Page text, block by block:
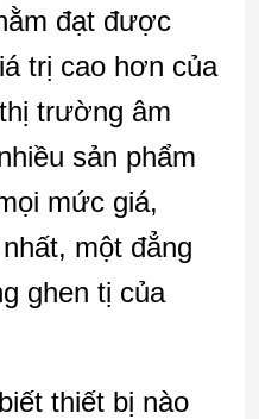
đạt được
trị cao hơn của
trường âm
sản phẩm
mức giá,
một đẳng
ghen tị của
thiết bị nào